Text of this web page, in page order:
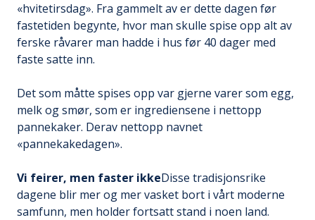
«hvitetirsdag». Fra gammelt av er dette dagen før
fastetiden begynte, hvor man skulle spise opp alt av
ferske råvarer man hadde i hus før 40 dager med
faste satte inn.
Det som måtte spises opp var gjerne varer som egg,
melk og smør, som er ingrediensene i nettopp
pannekaker. Derav nettopp navnet
«pannekakedagen».
Vi feirer, men faster ikkeDisse tradisjonsrike
dagene blir mer og mer vasket bort i vårt moderne
samfunn, men holder fortsatt stand i noen land.